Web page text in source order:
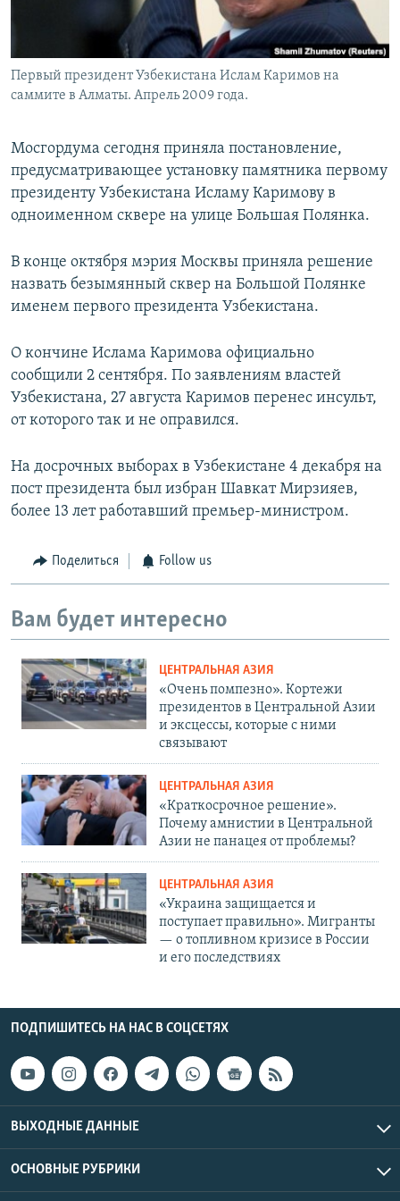
Первый президент Узбекистана Ислам Каримов на
саммите в Алматы. Апрель 2009 года.
Мосгордума сегодня приняла постановление,
предусматривающее установку памятника первому
президенту Узбекистана Исламу Каримову в
одноименном сквере на улице Большая Полянка.
В конце октября мэрия Москвы приняла решение
назвать безымянный сквер на Большой Полянке
именем первого президента Узбекистана.
О кончине Ислама Каримова официально
сообщили 2 сентября. По заявлениям властей
Узбекистана, 27 августа Каримов перенес инсульт,
от которого так и не оправился.
На досрочных выборах в Узбекистане 4 декабря на
пост президента был избран Шавкат Мирзияев,
более 13 лет работавший премьер-министром.
Поделиться Follow us
Вам будет интересно
ЦЕНТРАЛЬНАЯ АЗИЯ
«Очень помпезно». Кортежи
президентов в Центральной Азии
и эксцессы, которые с ними
связывают
ЦЕНТРАЛЬНАЯ АЗИЯ
«Краткосрочное решение».
Почему амнистии в Центральной
Азии не панацея от проблемы?
ЦЕНТРАЛЬНАЯ АЗИЯ
«Украина защищается и
поступает правильно». Мигранты
— о топливном кризисе в России
и его последствиях
ПОДПИШИТЕСЬ НА НАС В СОЦСЕТЯХ
ВЫХОДНЫЕ ДАННЫЕ
ОСНОВНЫЕ РУБРИКИ